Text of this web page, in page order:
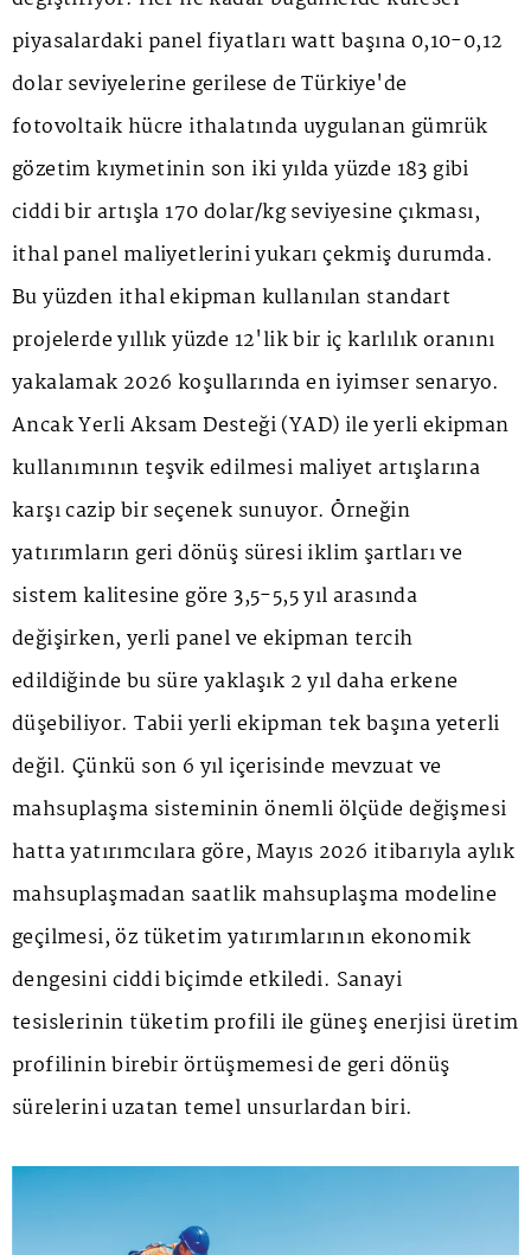
piyasalardaki panel fiyatları watt başına 0,10-0,12
dolar seviyelerine gerilese de Türkiye'de
fotovoltaik hücre ithalatında uygulanan gümrük
gözetim kıymetinin son iki yılda yüzde 183 gibi
ciddi bir artışla 170 dolar/kg seviyesine çıkması,
ithal panel maliyetlerini yukarı çekmiş durumda.
Bu yüzden ithal ekipman kullanılan standart
projelerde yıllık yüzde 12'lik bir iç karlılık oranını
yakalamak 2026 koşullarında en iyimser senaryo.
Ancak Yerli Aksam Desteği (YAD) ile yerli ekipman
kullanımının teşvik edilmesi maliyet artışlarına
karşı cazip bir seçenek sunuyor. Örneğin
yatırımların geri dönüş süresi iklim şartları ve
sistem kalitesine göre 3,5-5,5 yıl arasında
değişirken, yerli panel ve ekipman tercih
edildiğinde bu süre yaklaşık 2 yıl daha erkene
düşebiliyor. Tabii yerli ekipman tek başına yeterli
değil. Çünkü son 6 yıl içerisinde mevzuat ve
mahsuplaşma sisteminin önemli ölçüde değişmesi
hatta yatırımcılara göre, Mayıs 2026 itibarıyla aylık
mahsuplaşmadan saatlik mahsuplaşma modeline
geçilmesi, öz tüketim yatırımlarının ekonomik
dengesini ciddi biçimde etkiledi. Sanayi
tesislerinin tüketim profili ile güneş enerjisi üretim
profilinin birebir örtüşmemesi de geri dönüş
sürelerini uzatan temel unsurlardan biri.